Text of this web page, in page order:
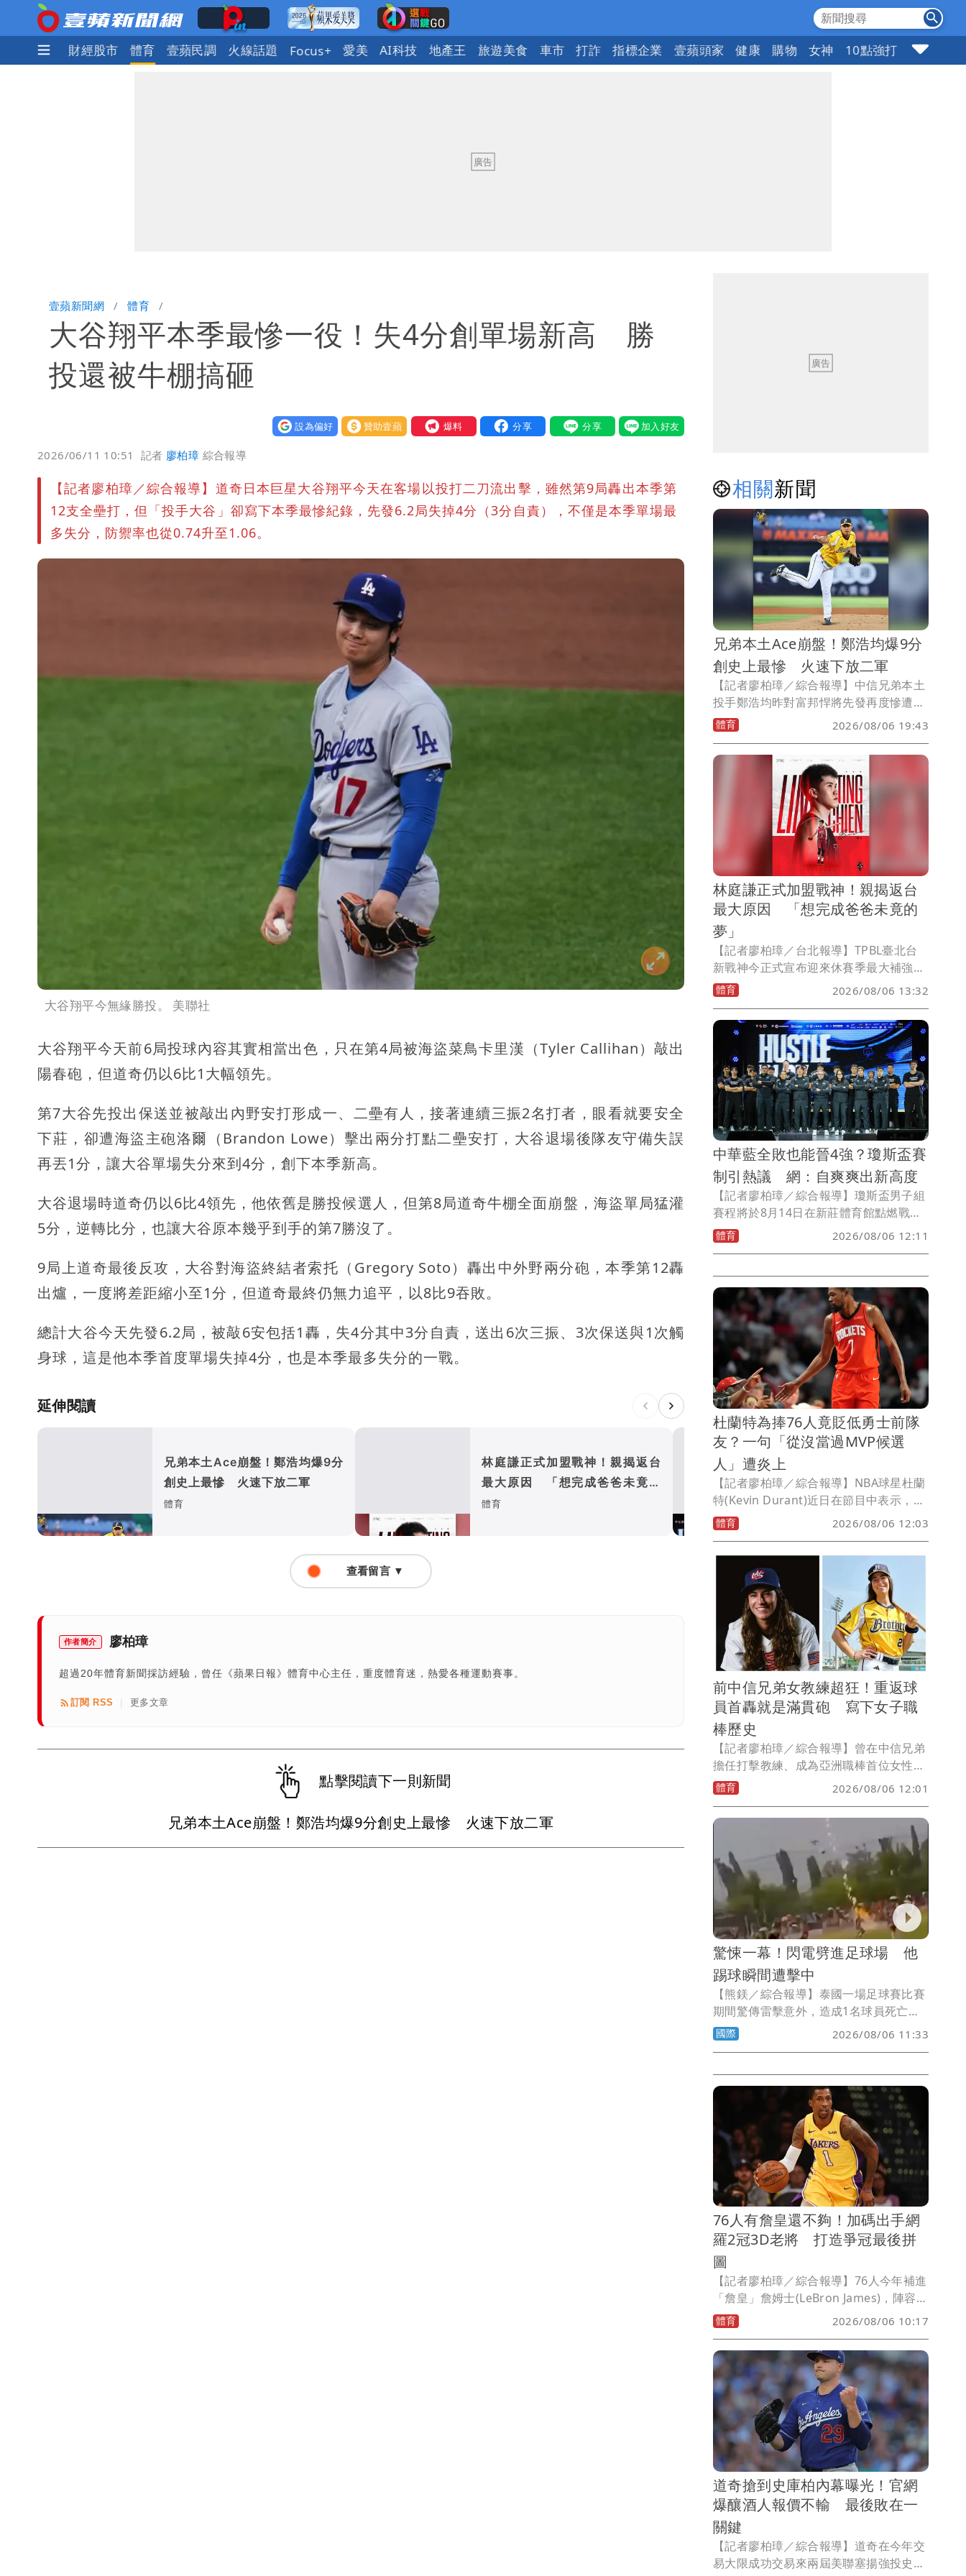
國際 財經股市 體育 壹蘋民調 火線話題 Focus+ 愛美 AI科技 地產王 旅遊美食 車市 打詐 指標企業 壹蘋頭家 健康 購物 女神 10點強打
壹蘋新聞網 體育
大谷翔平本季最慘一役！失4分創單場新高 勝
投還被牛棚搞砸
設為偏好 贊助壹蘋 我要爆料
2026/06/11 10:51 記者 廖柏璋 綜合報導
【記者廖柏璋／綜合報導】道奇日本巨星大谷翔平今天在客場以投打二刀流出擊，雖然第9局轟出本季第
12支全壘打，但「投手大谷」卻寫下本季最慘紀錄，先發6.2局失掉4分（3分自責），不僅是本季單場最
多失分，防禦率也從0.74升至1.06。
大谷翔平今無緣勝投。 美聯社
大谷翔平今天前6局投球內容其實相當出色，只在第4局被海盜菜鳥卡里漢（Tyler Callihan）敲出
陽春砲，但道奇仍以6比1大幅領先。
第7大谷先投出保送並被敲出內野安打形成一、二壘有人，接著連續三振2名打者，眼看就要安全
下莊，卻遭海盜主砲洛爾（Brandon Lowe）擊出兩分打點二壘安打，大谷退場後隊友守備失誤
再丟1分，讓大谷單場失分來到4分，創下本季新高。
大谷退場時道奇仍以6比4領先，他依舊是勝投候選人，但第8局道奇牛棚全面崩盤，海盜單局猛灌
5分，逆轉比分，也讓大谷原本幾乎到手的第7勝沒了。
9局上道奇最後反攻，大谷對海盜終結者索托（Gregory Soto）轟出中外野兩分砲，本季第12轟
出爐，一度將差距縮小至1分，但道奇最終仍無力追平，以8比9吞敗。
總計大谷今天先發6.2局，被敲6安包括1轟，失4分其中3分自責，送出6次三振、3次保送與1次觸
身球，這是他本季首度單場失掉4分，也是本季最多失分的一戰。
延伸閱讀
兄弟本土Ace崩盤！鄭浩均爆9分
創史上最慘 火速下放二軍
體育
林庭謙正式加盟戰神！親揭返台
最大原因 「想完成爸爸未竟的
夢」
體育
制引熱議 網：自爽爽出新高
體育
查看留言 ▼
作者簡介 廖柏璋
超過20年體育新聞採訪經驗，曾任《蘋果日報》體育中心主任，重度體育迷，熱愛各種運動賽事。
訂閱 RSS | 更多文章
點擊閱讀下一則新聞
兄弟本土Ace崩盤！鄭浩均爆9分創史上最慘 火速下放二軍
相關新聞
兄弟本土Ace崩盤！鄭浩均爆9分
創史上最慘 火速下放二軍
【記者廖柏璋／綜合報導】中信兄弟本土
投手鄭浩均昨對富邦悍將先發再度慘遭重
擊，主投4.1局被敲10支安打、失9分自責
分，兄弟今天隨即宣布將鄭浩均下放二
軍。
體育 2026/08/06 19:43
林庭謙正式加盟戰神！親揭返台
最大原因 「想完成爸爸未竟的
夢」
【記者廖柏璋／台北報導】TPBL臺北台
新戰神今正式宣布迎來休賽季最大補強，
簽下中華隊主力後衛林庭謙，雙方達成複
數年合約，這位26歲台灣籃壇代表球星，
結束6年CBA生涯後返台發展，不僅將成
為戰神後場核心，也希望延續已故父親林
正明長年深耕基層籃球的精神，在台灣發
揮更大的影響力。
體育 2026/08/06 13:32
中華藍全敗也能晉4強？瓊斯盃賽
制引熱議 網：自爽爽出新高度
【記者廖柏璋／綜合報導】瓊斯盃男子組
賽程將於8月14日在新莊體育館點燃戰
火，不過中華籃協5日公布男子組新賽制
後，卻因中華藍隊「保底四強」的晉級規
權，甚至有球迷留言諷根本就是「自爽
盃」。
體育 2026/08/06 12:11
杜蘭特為捧76人竟貶低勇士前隊
友？一句「從沒當過MVP候選
人」遭炎上
【記者廖柏璋／綜合報導】NBA球星杜蘭
特(Kevin Durant)近日在節目中表示，在
詹姆士(LeBron James)加入之後， 76人
紙面實力比他當年效力勇士時的冠軍班底
更強，而他也提到湯普森(Klay
Thompson)從來不是MVP候選人，引發
球迷與前NBA球員熱議。
體育 2026/08/06 12:03
前中信兄弟女教練超狂！重返球
員首轟就是滿貫砲 寫下女子職
棒歷史
【記者廖柏璋／綜合報導】曾在中信兄弟
擔任打擊教練、成為亞洲職棒首位女性教
練的莎菈（Sarah Edwards），今年重返
球員身分後締造歷史，在美國女子職業棒
球聯盟（WPBL），首局就轟出聯盟史上
體育 2026/08/06 12:01
驚悚一幕！閃電劈進足球場 他
踢球瞬間遭擊中
【熊鎂／綜合報導】泰國一場足球賽比賽
期間驚傳雷擊意外，造成1名球員死亡、
12人受傷。現場影片顯示，一道閃電突然
劈向球場附近，伴隨火光與濃煙竄起，畫
國際 2026/08/06 11:33
76人有詹皇還不夠！加碼出手網
羅2冠3D老將 打造爭冠最後拼
圖
【記者廖柏璋／綜合報導】76人今年補進
「詹皇」詹姆士(LeBron James)，陣容持
續補強，今天正式宣布簽下擁有2枚NBA
冠軍戒的「3D」(3分+防守)好手波普
（Kentavious Caldwell-Pope），將為
新賽季後場增添經驗與防守戰力。
體育 2026/08/06 10:17
道奇搶到史庫柏內幕曝光！官網
爆釀酒人報價不輸 最後敗在一
關鍵
【記者廖柏璋／綜合報導】道奇在今年交
易大限成功交易來兩屆美聯塞揚強投史庫